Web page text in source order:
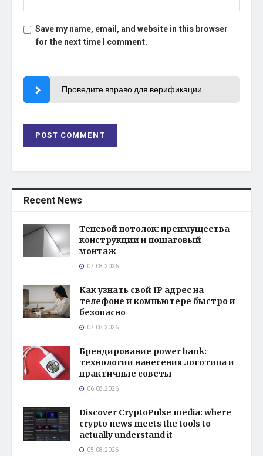
Save my name, email, and website in this browser
for the next time I comment.
Проведите вправо для верификации
Recent News
Теневой потолок: преимущества
конструкции и пошаговый
монтаж
07.08.2026
Как узнать свой IP адрес на
телефоне и компьютере быстро и
безопасно
07.08.2026
Брендирование power bank:
технологии нанесения логотипа и
практичные советы
06.08.2026
Discover CryptoPulse media: where
crypto news meets the tools to
actually understand it
05.08.2026